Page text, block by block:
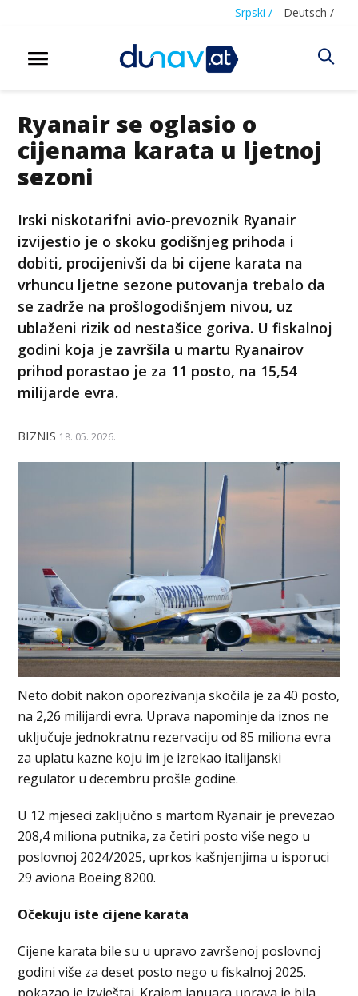
Srpski / Deutsch /
Ryanair se oglasio o
cijenama karata u ljetnoj
sezoni
Irski niskotarifni avio-prevoznik Ryanair
izvijestio je o skoku godišnjeg prihoda i
dobiti, procijenivši da bi cijene karata na
vrhuncu ljetne sezone putovanja trebalo da
se zadrže na prošlogodišnjem nivou, uz
ublaženi rizik od nestašice goriva. U fiskalnoj
godini koja je završila u martu Ryanairov
prihod porastao je za 11 posto, na 15,54
milijarde evra.
BIZNIS 18. 05. 2026.
Neto dobit nakon oporezivanja skočila je za 40 posto,
na 2,26 milijardi evra. Uprava napominje da iznos ne
uključuje jednokratnu rezervaciju od 85 miliona evra
za uplatu kazne koju im je izrekao italijanski
regulator u decembru prošle godine.
U 12 mjeseci zaključno s martom Ryanair je prevezao
208,4 miliona putnika, za četiri posto više nego u
poslovnoj 2024/2025, uprkos kašnjenjima u isporuci
29 aviona Boeing 8200.
Očekuju iste cijene karata
Cijene karata bile su u upravo završenoj poslovnoj
godini više za deset posto nego u fiskalnoj 2025.